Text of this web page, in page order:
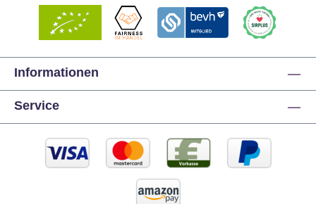
Informationen
Service